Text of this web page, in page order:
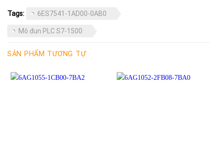
Tags: 6ES7541-1AD00-0AB0
Mô đun PLC S7-1500
SẢN PHẨM TƯƠNG TỰ